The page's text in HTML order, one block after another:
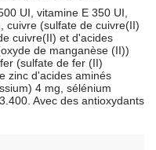
UI, vitamine E 350 UI,
cuivre (sulfate de cuivre(II)
cuivre(II) et d'acides
de manganèse (II))
(sulfate de fer (II)
zinc d'acides aminés
4 mg, sélénium
Avec des antioxydants